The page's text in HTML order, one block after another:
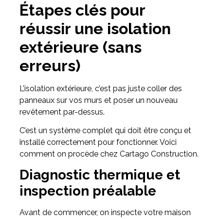
Étapes clés pour
réussir une isolation
extérieure (sans
erreurs)
L’isolation extérieure, c’est pas juste coller des
panneaux sur vos murs et poser un nouveau
revêtement par-dessus.
C’est un système complet qui doit être conçu et
installé correctement pour fonctionner. Voici
comment on procède chez Cartago Construction.
Diagnostic thermique et
inspection préalable
Avant de commencer, on inspecte votre maison